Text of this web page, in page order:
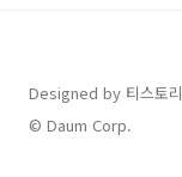
Designed by 티스토리
© Daum Corp.